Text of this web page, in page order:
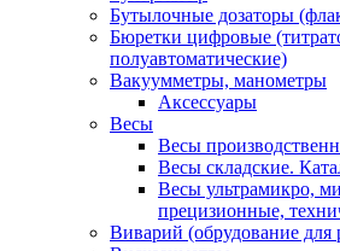
Бутылочные дозаторы
Бюретки цифровые
полуавтоматические)
Вакуумметры, манометры
Аксессуары
Весы
Весы
Весы складские.
Весы ультрамикро,
прецизионные,
Виварий (обрудование